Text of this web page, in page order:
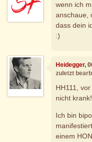
wenn ich
anschaue,
dass dein
:)
Heidegger,
zuletzt
HH111,
nicht krank!
Ich bin
einem